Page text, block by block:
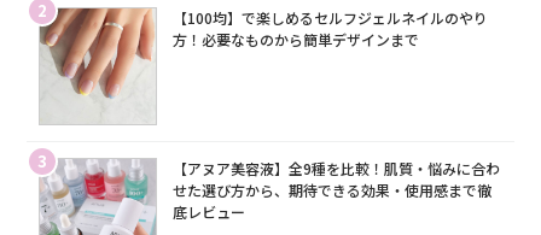
2
【100均】で楽しめるセルフジェルネイルのやり
方！必要なものから簡単デザインまで
3
【アヌア美容液】全9種を比較！肌質・悩みに合わ
せた選び方から、期待できる効果・使用感まで徹
底レビュー